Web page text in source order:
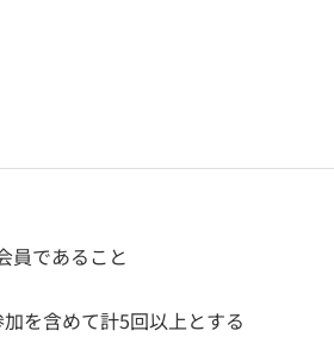
員であること
を含めて計5回以上とする